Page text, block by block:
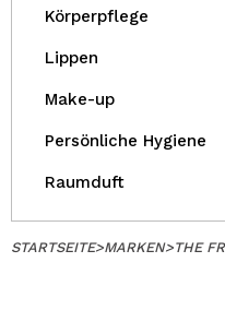
Körperpflege
Lippen
Make-up
Persönliche Hygiene
Raumduft
STARTSEITE>MARKEN>THE